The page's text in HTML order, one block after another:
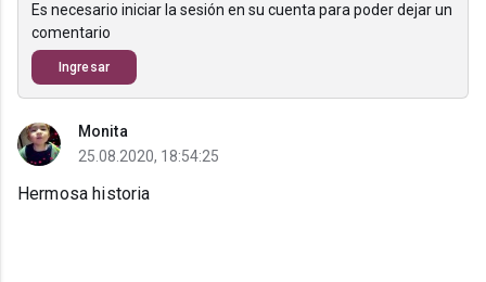
Es necesario iniciar la sesión en su cuenta para poder dejar un
comentario
Ingresar
Monita
25.08.2020, 18:54:25
Hermosa historia